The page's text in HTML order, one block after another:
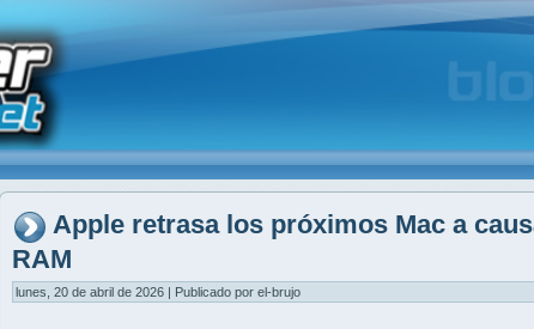
Apple retrasa los próximos Mac a
RAM
lunes, 20 de abril de 2026 | Publicado por el-brujo